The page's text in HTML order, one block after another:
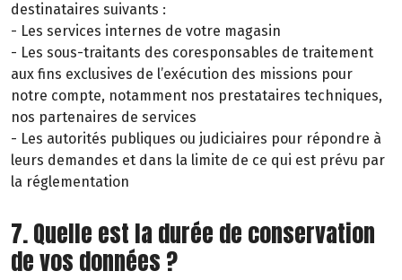
destinataires suivants :
- Les services internes de votre magasin
- Les sous-traitants des coresponsables de traitement
aux fins exclusives de l’exécution des missions pour
notre compte, notamment nos prestataires techniques,
nos partenaires de services
- Les autorités publiques ou judiciaires pour répondre à
leurs demandes et dans la limite de ce qui est prévu par
la réglementation
7. Quelle est la durée de conservation
de vos données ?